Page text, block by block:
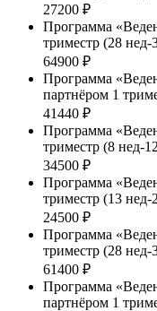
27200 ₽
Программа
триместр (28 нед-
64900 ₽
Программа
партнёром 1
41440 ₽
Программа
триместр (8 нед-
34500 ₽
Программа
триместр (13 нед-
24500 ₽
Программа
триместр (28 нед-
61400 ₽
Программа
партнёром 1